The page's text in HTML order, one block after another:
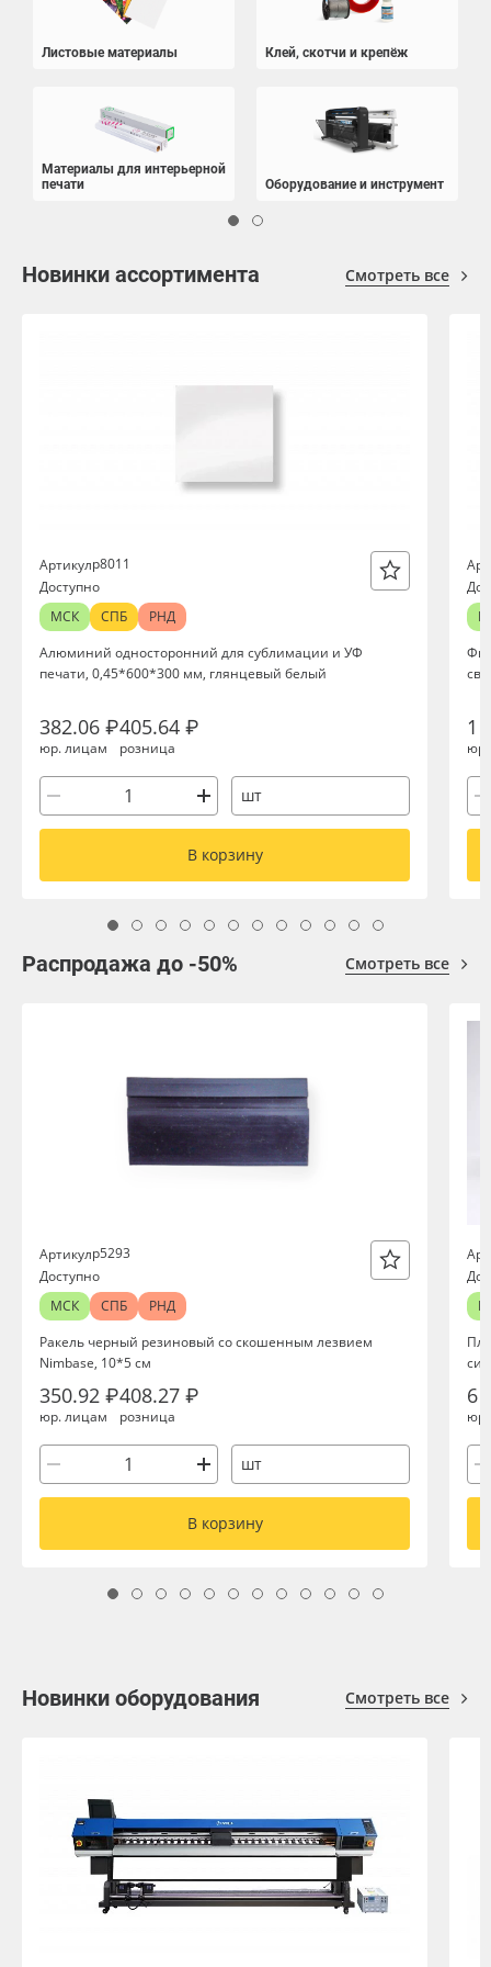
Плёнка монтажная Oratape
ПЭТ бэклит
Листовые материалы
Материалы для интерьерной
печати
Клей, скотчи и крепёж
Оборудование и инструмент
Новинки ассортимента Смотреть все
Артикулр8011
Доступно
МСК
СПБ
РНД
Алюминий односторонний для сублимации и УФ
печати, 0,45*600*300 мм, глянцевый белый
382.06 ₽
юр. лицам
405.64 ₽
розница
шт
В корзину
1
Распродажа до -50% Смотреть все
Артикулр5293
Доступно
МСК
СПБ
РНД
Ракель черный резиновый со скошенным лезвием
Nimbase, 10*5 см
350.92 ₽
юр. лицам
408.27 ₽
розница
шт
В корзину
6
Новинки оборудования Смотреть все